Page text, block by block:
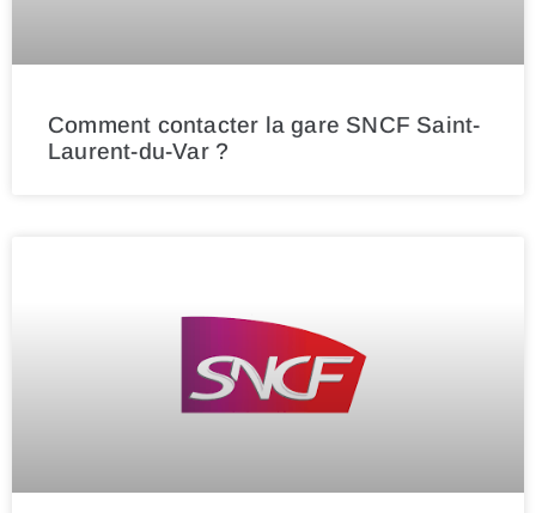
Comment contacter la gare SNCF Saint-
Laurent-du-Var ?